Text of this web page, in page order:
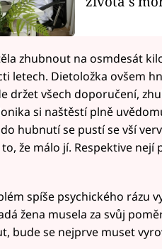
zhubnout na osmdesát
letech. Dietoložka ovšem
držet všech doporučení,
si naštěstí plně
hubnutí se pustí se vší
že málo jí. Respektive nejí
spíše psychického rázu
žena musela za svůj
bude se nejprve muset